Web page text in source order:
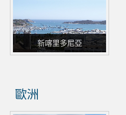
新喀里多尼亞
歐洲